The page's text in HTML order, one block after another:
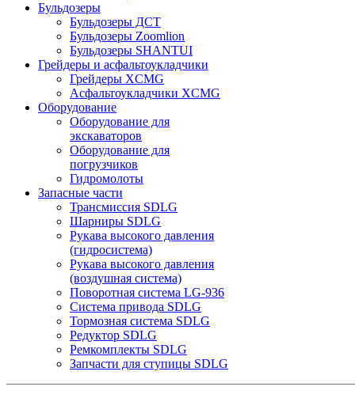
Бульдозеры
Бульдозеры ДСТ
Бульдозеры Zoomlion
Бульдозеры SHANTUI
Грейдеры и асфальтоукладчики
Грейдеры XCMG
Асфальтоукладчики XCMG
Оборудование
Оборудование для
экскаваторов
Оборудование для
погрузчиков
Гидромолоты
Запасные части
Трансмиссия SDLG
Шарниры SDLG
Рукава высокого давления
(гидросистема)
Рукава высокого давления
(воздушная система)
Поворотная система LG-936
Система привода SDLG
Тормозная система SDLG
Редуктор SDLG
Ремкомплекты SDLG
Запчасти для ступицы SDLG